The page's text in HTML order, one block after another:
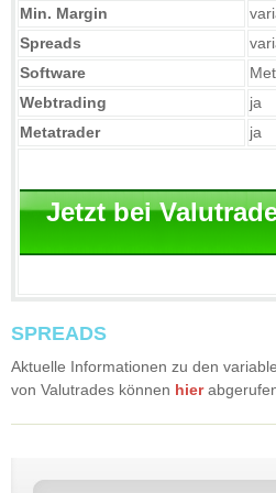
Min. Margin
Spreads
Software
Webtrading
ja
Metatrader
ja
Jetzt bei
SPREADS
Aktuelle Informationen zu den
von Valutrades können hier